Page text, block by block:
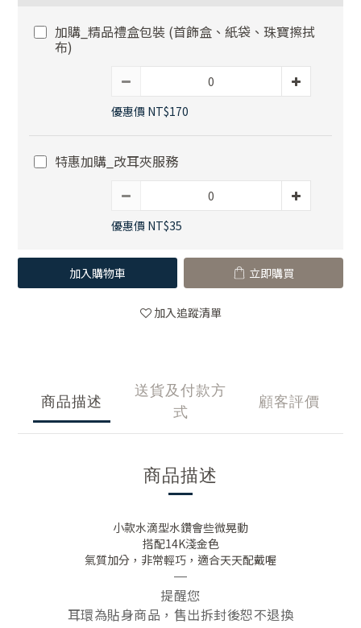
加購_精品禮盒包裝 (首飾盒、紙袋、珠寶擦拭
布)
優惠價 NT$170
特惠加購_改耳夾服務
優惠價 NT$35
加入購物車 立即購買
加入追蹤清單
商品描述
送貨及付款方
式
顧客評價
商品描述
小款水滴型水鑽會些微晃動
搭配14K淺金色
氣質加分，非常輕巧，適合天天配戴喔
—
提醒您
耳環為貼身商品，售出拆封後恕不退換